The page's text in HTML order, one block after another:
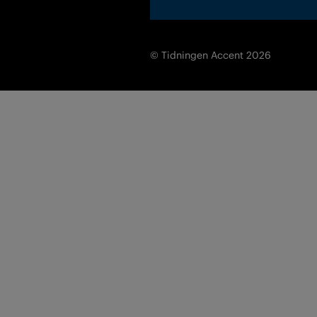
© Tidningen Accent 2026